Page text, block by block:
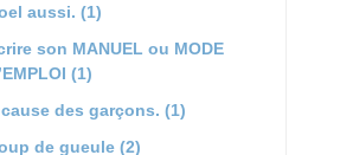
aussi. (1)
son MANUEL ou MODE
(1)
cause des garçons. (1)
de gueule (2)